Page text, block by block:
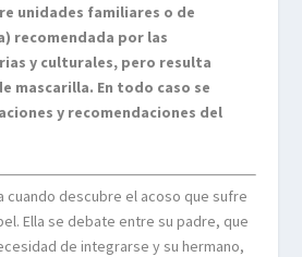
unidades familiares o de
recomendada por las
y culturales, pero resulta
mascarilla. En todo caso se
y recomendaciones del
cuando descubre el acoso que sufre
Ella se debate entre su padre, que
de integrarse y su hermano,